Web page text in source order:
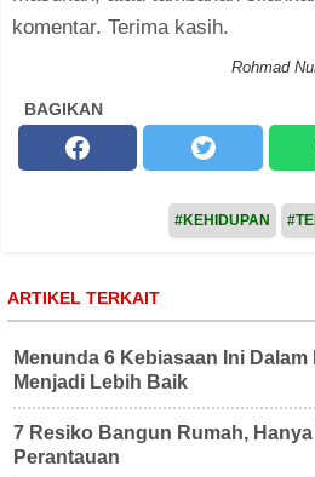
komentar. Terima kasih.
Rohmad
BAGIKAN
#KEHIDUPAN
ARTIKEL TERKAIT
Menunda 6 Kebiasaan Ini
Menjadi Lebih Baik
7 Resiko Bangun Rumah,
Perantauan